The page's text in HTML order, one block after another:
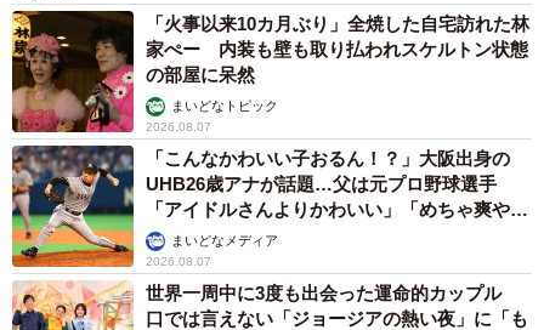
「火事以来10カ月ぶり」全焼した自宅訪れた林
家ぺー 内装も壁も取り払われスケルトン状態
の部屋に呆然
まいどなトピック
2026.08.07
「こんなかわいい子おるん！？」大阪出身の
UHB26歳アナが話題…父は元プロ野球選手
「アイドルさんよりかわいい」「めちゃ爽や
か」まいどなメディア
2026.08.07
世界一周中に3度も出会った運命的カップル
口では言えない「ジョージアの熱い夜」に「も